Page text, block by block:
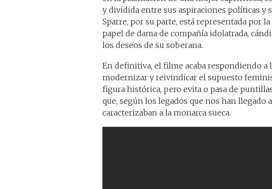
y dividida entre sus aspiraciones políticas y
Sparre, por su parte, está representada por
papel de dama de compañía idolatrada,
los deseos de su soberana.
En definitiva, el filme acaba respondiendo
modernizar y reivindicar el supuesto
figura histórica, pero evita o pasa de
que, según los legados que nos han llegado
caracterizaban a la monarca sueca.